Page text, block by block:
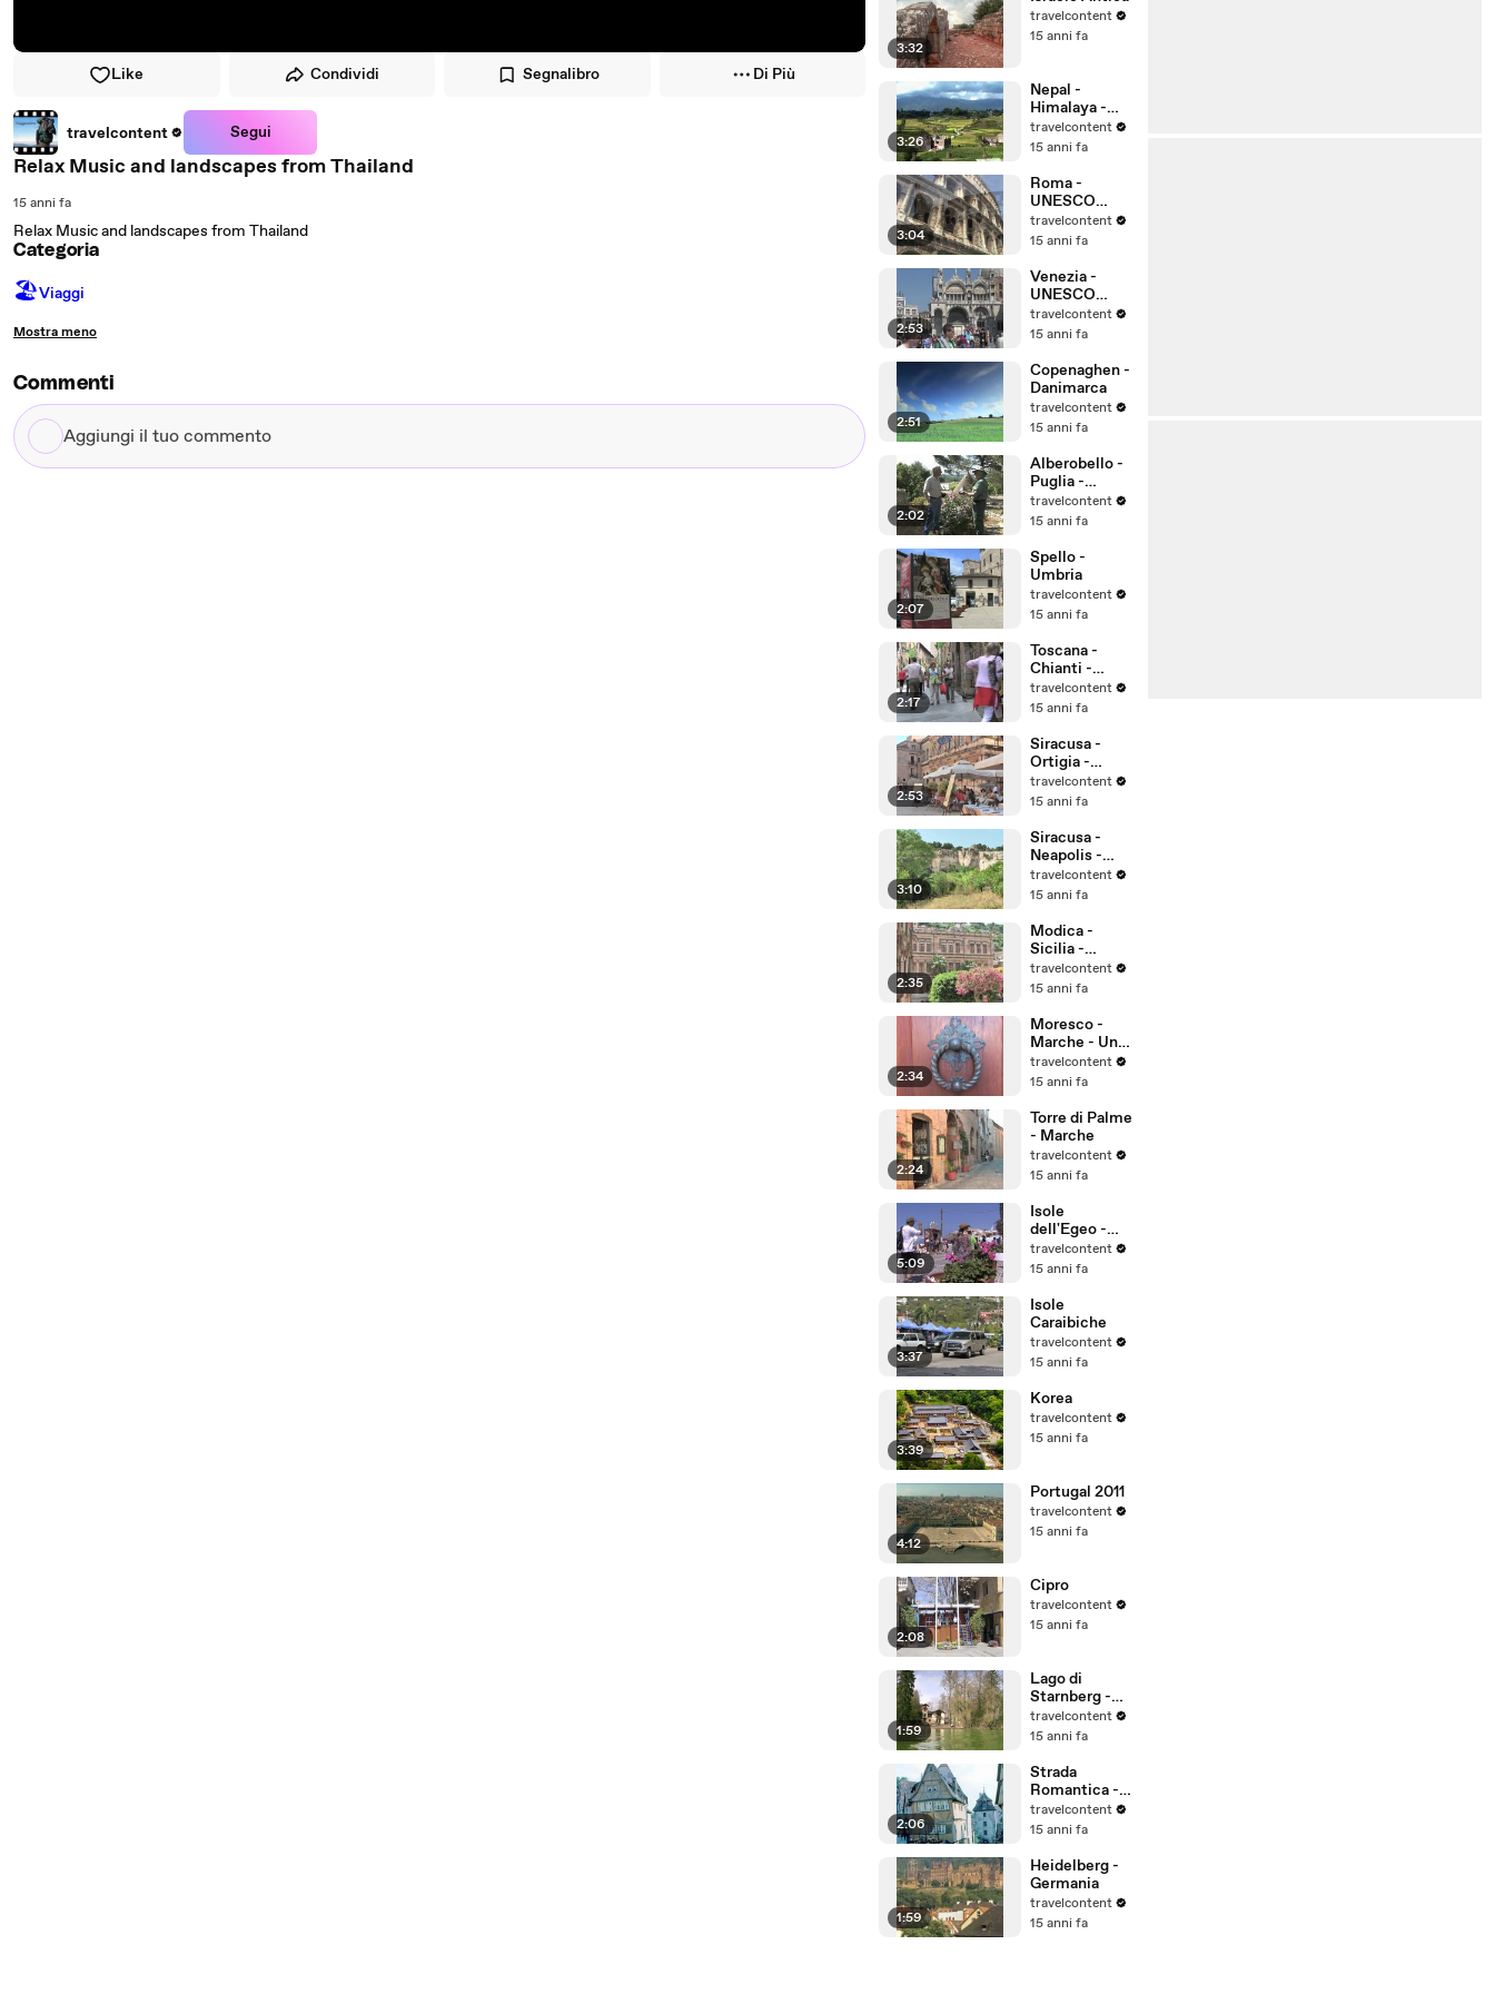
Like Condividi Segnalibro Di Più
travelcontent Segui
Relax Music and landscapes from Thailand
15 anni fa
Relax Music and landscapes from Thailand
Categoria
🏖Viaggi
Mostra meno
Commenti
Aggiungi
il
3:32
travelcontent
15 anni fa
3:26
Nepal -
Himalaya -
Kathmandu
travelcontent
15 anni fa
3:04
Roma -
UNESCO
Patrimonio
dell'Umanità
travelcontent
15 anni fa
2:53
Venezia -
UNESCO
Patrimonio
dell'Umanità
travelcontent
15 anni fa
2:51
Copenaghen -
Danimarca
travelcontent
15 anni fa
2:02
Alberobello -
Puglia -
UNESCO
Patrimonio
travelcontent
15 anni fa
2:07
Spello -
Umbria
travelcontent
15 anni fa
2:17
Toscana -
Chianti -
Montalcino -
Montepulcian
travelcontent
15 anni fa
2:53
Siracusa -
Ortigia -
Sicilia -
UNESCO
dell'Umanità
travelcontent
15 anni fa
3:10
Siracusa -
Neapolis -
Sicilia -
UNESCO
dell'Umanità
travelcontent
15 anni fa
2:35
Modica -
Sicilia -
UNESCO
Patrimonio
travelcontent
15 anni fa
2:34
Moresco -
Marche - Uno
dei borghi più
belli d'Italia
travelcontent
15 anni fa
2:24
Torre di Palme
- Marche
travelcontent
15 anni fa
5:09
Isole
dell'Egeo -
Grecia
travelcontent
15 anni fa
3:37
Isole
Caraibiche
travelcontent
15 anni fa
3:39
Korea
travelcontent
15 anni fa
4:12
Portugal 2011
travelcontent
15 anni fa
2:08
Cipro
travelcontent
15 anni fa
1:59
Lago di
Starnberg -
Ludwig Tour -
Baviera -
travelcontent
15 anni fa
2:06
Strada
Romantica -
Rottenburg
am Neckar -
travelcontent
15 anni fa
1:59
Heidelberg -
Germania
travelcontent
15 anni fa